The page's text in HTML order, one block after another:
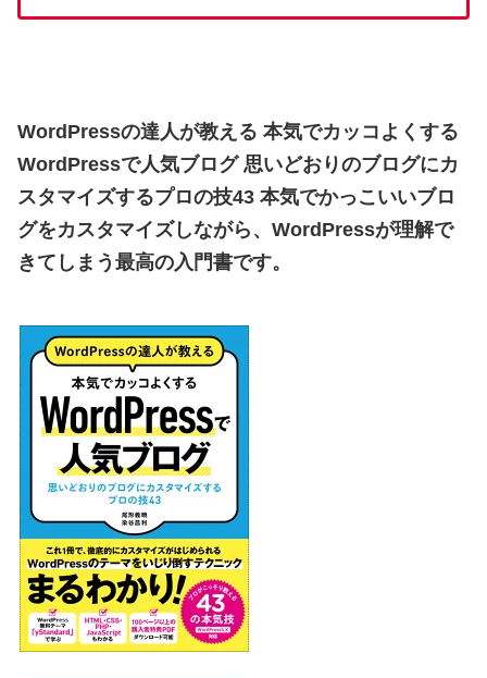
WordPressの達人が教える 本気でカッコよくする
WordPressで人気ブログ 思いどおりのブログにカ
スタマイズするプロの技43 本気でかっこいいブロ
グをカスタマイズしながら、WordPressが理解で
きてしまう最高の入門書です。